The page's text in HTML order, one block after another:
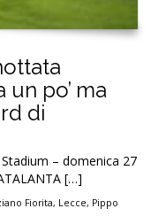
un po’ ma
di
– domenica 27
[…]
Fiorita, Lecce, Pippo